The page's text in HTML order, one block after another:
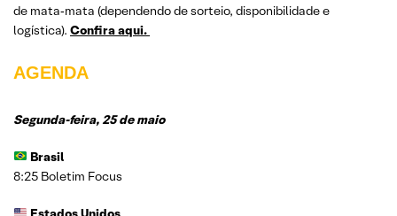
de mata‑mata (dependendo de sorteio, disponibilidade e
logística). Confira aqui.
AGENDA
Segunda-feira, 25 de maio
Brasil
8:25 Boletim Focus